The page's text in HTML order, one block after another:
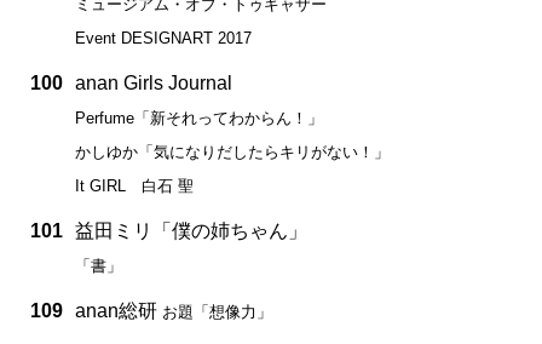
ミュージアム・オブ・トゥギャザー
Event DESIGNART 2017
100 anan Girls Journal
Perfume「新それってわからん！」
かしゆか「気になりだしたらキリがない！」
It GIRL 白石 聖
101 益田ミリ「僕の姉ちゃん」
「書」
109 anan総研 お題「想像力」